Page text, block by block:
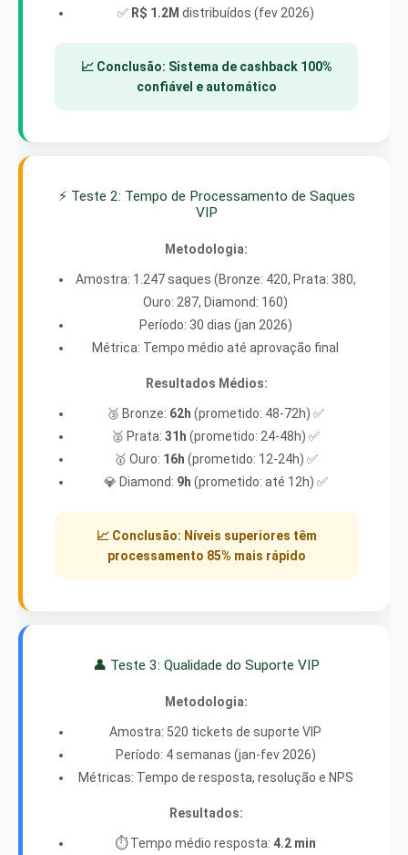
✅ R$ 1.2M distribuídos (fev 2026)
📈 Conclusão: Sistema de cashback 100%
confiável e automático
⚡ Teste 2: Tempo de Processamento de Saques
VIP
Metodologia:
Amostra: 1.247 saques (Bronze: 420, Prata: 380,
Ouro: 287, Diamond: 160)
Período: 30 dias (jan 2026)
Métrica: Tempo médio até aprovação final
Resultados Médios:
🥉 Bronze: 62h (prometido: 48-72h) ✅
🥈 Prata: 31h (prometido: 24-48h) ✅
🥇 Ouro: 16h (prometido: 12-24h) ✅
💎 Diamond: 9h (prometido: até 12h) ✅
📈 Conclusão: Níveis superiores têm
processamento 85% mais rápido
👤 Teste 3: Qualidade do Suporte VIP
Metodologia:
Amostra: 520 tickets de suporte VIP
Período: 4 semanas (jan-fev 2026)
Métricas: Tempo de resposta, resolução e NPS
Resultados:
⏱️ Tempo médio resposta: 4.2 min